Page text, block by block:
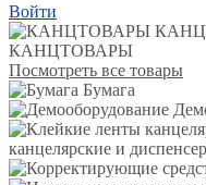
Войти
КАНЦТОВАРЫ
Посмотреть все товары
Бумага
канцелярские и